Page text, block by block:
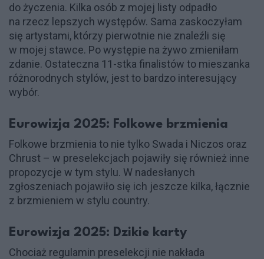
do życzenia. Kilka osób z mojej listy odpadło
na rzecz lepszych występów. Sama zaskoczyłam
się artystami, którzy pierwotnie nie znaleźli się
w mojej stawce. Po występie na żywo zmieniłam
zdanie. Ostateczna 11-stka finalistów to mieszanka
różnorodnych stylów, jest to bardzo interesujący
wybór.
Eurowizja 2025: Folkowe brzmienia
Folkowe brzmienia to nie tylko Swada i Niczos oraz
Chrust – w preselekcjach pojawiły się również inne
propozycje w tym stylu. W nadesłanych
zgłoszeniach pojawiło się ich jeszcze kilka, łącznie
z brzmieniem w stylu country.
Eurowizja 2025: Dzikie karty
Chociaż regulamin preselekcji nie nakłada